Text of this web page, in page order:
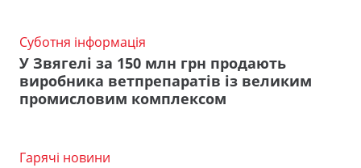
Суботня інформація
У Звягелі за 150 млн грн продають
виробника ветпрепаратів із великим
промисловим комплексом
Гарячі новини